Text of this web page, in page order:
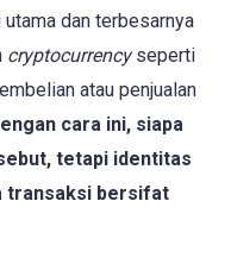
dan terbesarnya
cryptocurrencyseperti
atau penjualan
cara ini, siapa
tetapi identitas
transaksi bersifat